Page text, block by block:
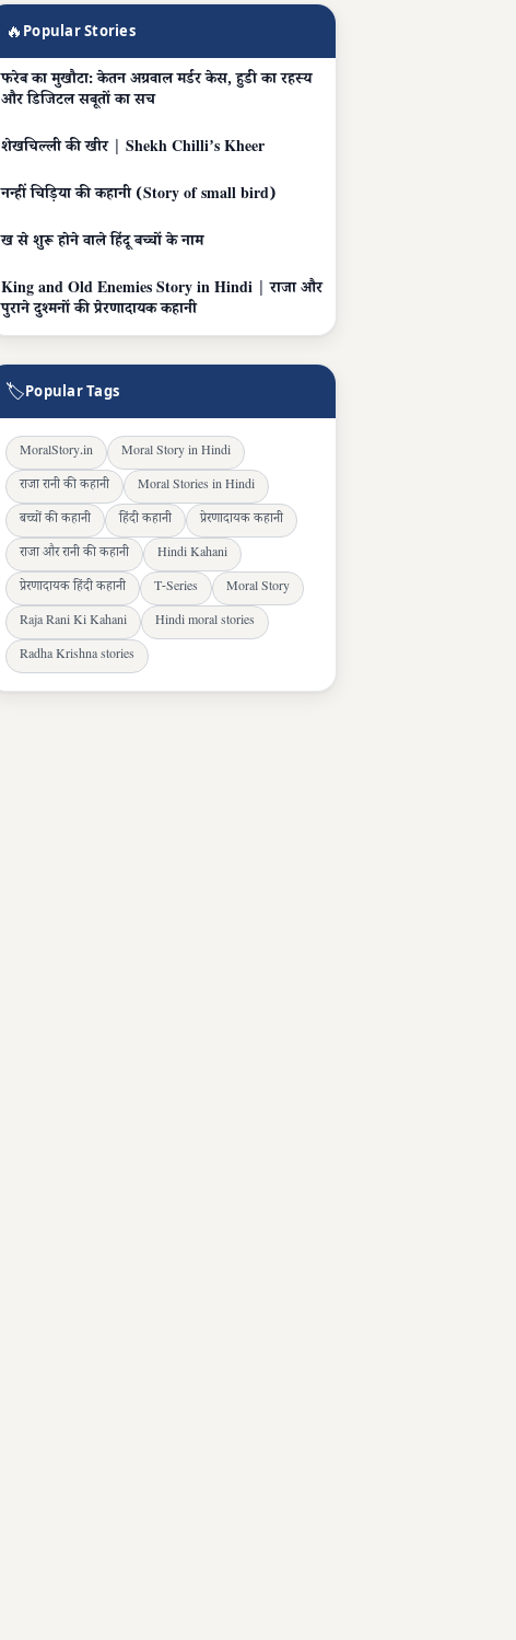
🔥 Popular Stories
फरेब का मुखौटा: केतन अग्रवाल मर्डर केस, हुडी का रहस्य
और डिजिटल सबूतों का सच
शेखचिल्ली की खीर | Shekh Chilli’s Kheer
नन्हीं चिड़िया की कहानी (Story of small bird)
ख से शुरू होने वाले हिंदू बच्चों के नाम
King and Old Enemies Story in Hindi | राजा और
पुराने दुश्मनों की प्रेरणादायक कहानी
🏷Popular Tags
MoralStory.in
Moral Story in Hindi
राजा रानी की कहानी
Moral Stories in Hindi
बच्चों की कहानी
हिंदी कहानी
प्रेरणादायक कहानी
राजा और रानी की कहानी
Hindi Kahani
प्रेरणादायक हिंदी कहानी
T-Series
Moral Story
Raja Rani Ki Kahani
Hindi moral stories
Radha Krishna stories